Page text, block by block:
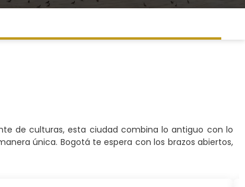
de culturas, esta ciudad combina lo antiguo con lo
única. Bogotá te espera con los brazos abiertos,